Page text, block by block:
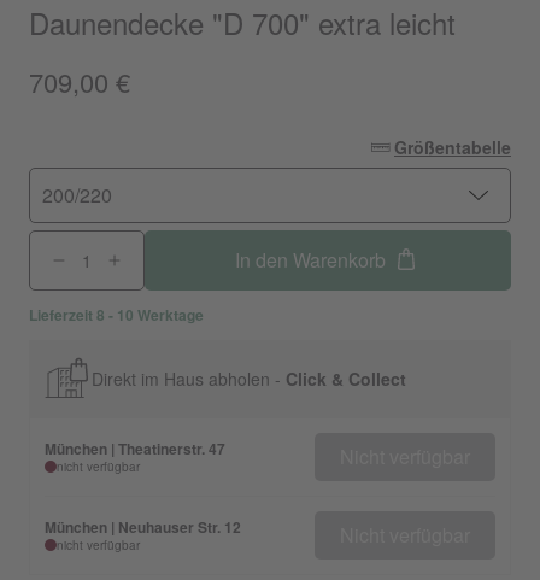
Daunendecke "D 700" extra leicht
709,00 €
Größentabelle
200/220
In den Warenkorb
Lieferzeit 8 - 10 Werktage
Direkt im Haus abholen - Click & Collect
München | Theatinerstr. 47
nicht verfügbar
München | Neuhauser Str. 12
nicht verfügbar